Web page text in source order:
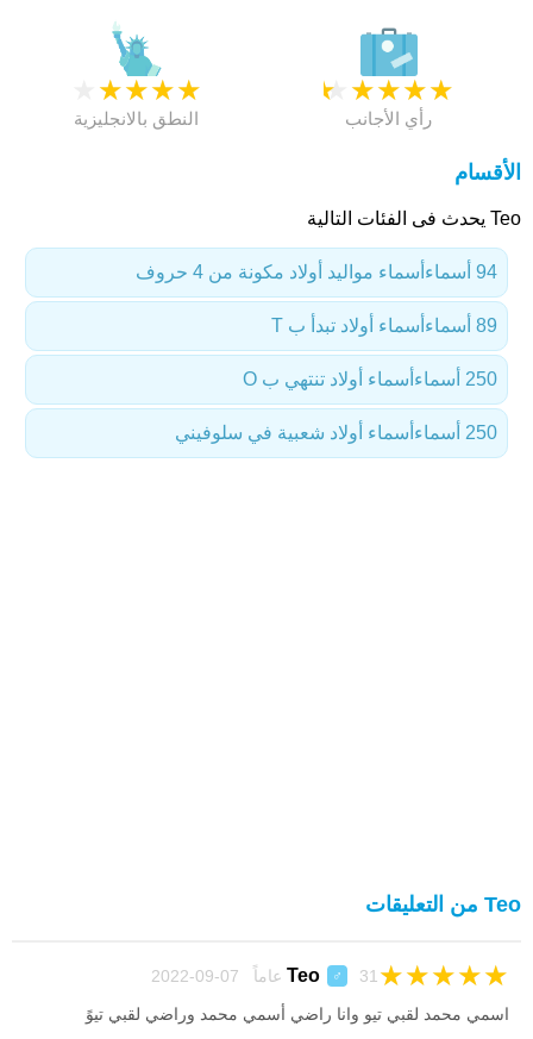
★
★
★
★
النطق بالانجليزية
★
★
★
★
★
رأي الأجانب
الأقسام
Teo يحدث فى الفئات التالية
أسماء مواليد أولاد مكونة من 4 حروف 94 أسماء
أسماء أولاد تبدأ ب T 89 أسماء
أسماء أولاد تنتهي ب O 250 أسماء
أسماء أولاد شعبية في سلوفيني 250 أسماء
Teo من التعليقات
Teo ♂ 31 عاماً 07-09-2022 ★
★
★
★
★
اسمي محمد لقبي تيو وانا راضي أسمي محمد وراضي لقبي تيوً